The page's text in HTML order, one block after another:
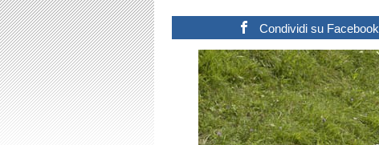
Condividi su Facebook